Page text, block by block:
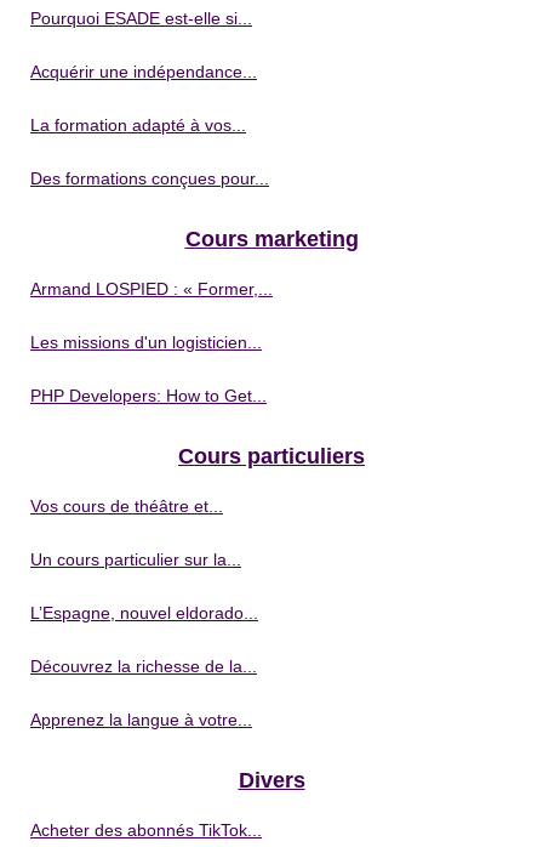
Pourquoi ESADE est-elle si...
Acquérir une indépendance...
La formation adapté à vos...
Des formations conçues pour...
Cours marketing
Armand LOSPIED : « Former,...
Les missions d'un logisticien...
PHP Developers: How to Get...
Cours particuliers
Vos cours de théâtre et...
Un cours particulier sur la...
L’Espagne, nouvel eldorado...
Découvrez la richesse de la...
Apprenez la langue à votre...
Divers
Acheter des abonnés TikTok...